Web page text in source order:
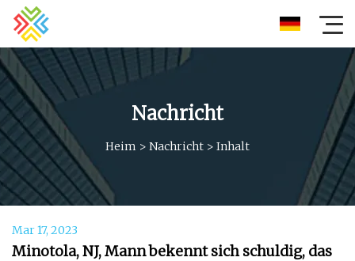
Nachricht
Heim > Nachricht > Inhalt
Mar 17, 2023
Minotola, NJ, Mann bekennt sich schuldig, das